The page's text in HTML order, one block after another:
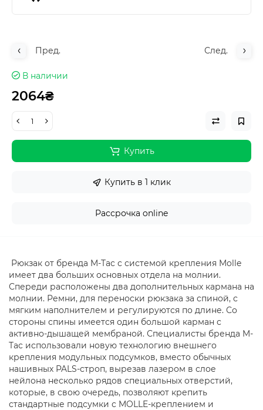
Пред. След.
В наличии
2064₴
Купить
Купить в 1 клик
Рассрочка online
Рюкзак от бренда M-Tac с системой крепления Molle
имеет два больших основных отдела на молнии.
Спереди расположены два дополнительных кармана на
молнии. Ремни, для переноски рюкзака за спиной, с
мягким наполнителем и регулируются по длине. Со
стороны спины имеется один большой карман с
активно-дышащей мембраной. Специалисты бренда M-
Tac использовали новую технологию внешнего
крепления модульных подсумков, вместо обычных
нашивных PALS-строп, вырезав лазером в слое
нейлона несколько рядов специальных отверстий,
которые, в свою очередь, позволяют крепить
стандартные подсумки с MOLLE-креплением и